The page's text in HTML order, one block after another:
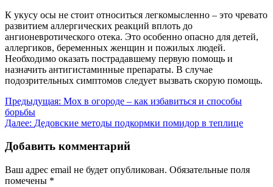
К укусу осы не стоит относиться легкомысленно – это чревато
развитием аллергических реакций вплоть до
ангионевротического отека. Это особенно опасно для детей,
аллергиков, беременных женщин и пожилых людей.
Необходимо оказать пострадавшему первую помощь и
назначить антигистаминные препараты. В случае
подозрительных симптомов следует вызвать скорую помощь.
Навигация
по
Предыдущая: Мох в огороде – как избавиться и способы
борьбы
Далее: Дедовские методы подкормки помидор в теплице
Добавить комментарий
Ваш адрес email не будет опубликован. Обязательные поля
помечены *